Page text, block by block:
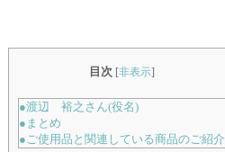
目次 [非表示]
●渡辺 裕之さん(役名)
●まとめ
●ご使用品と関連している商品のご紹介